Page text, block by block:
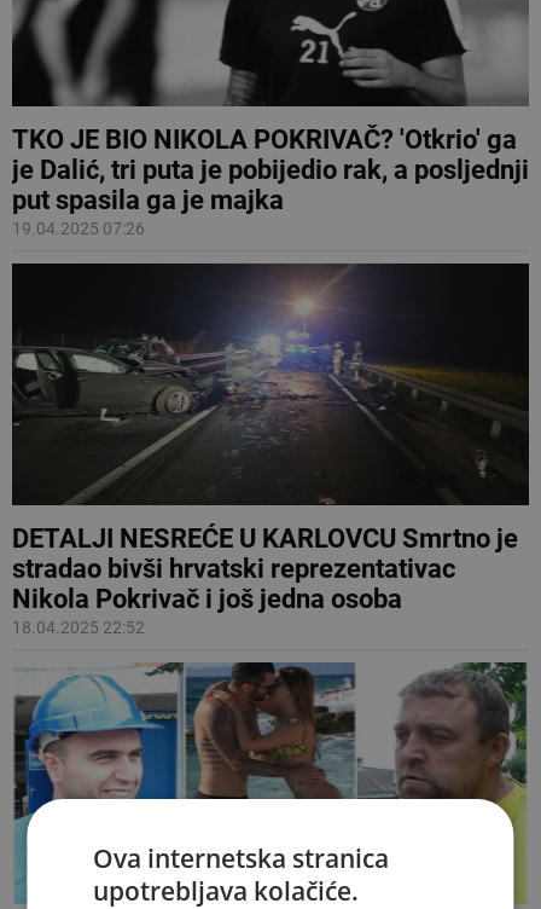
TKO JE BIO NIKOLA POKRIVAČ? 'Otkrio' ga
je Dalić, tri puta je pobijedio rak, a posljednji
put spasila ga je majka
19.04.2025 07:26
DETALJI NESREĆE U KARLOVCU Smrtno je
stradao bivši hrvatski reprezentativac
Nikola Pokrivač i još jedna osoba
18.04.2025 22:52
Ova internetska stranica
upotrebljava kolačiće.